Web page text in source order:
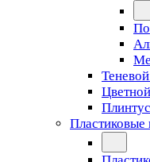
Пластиковые